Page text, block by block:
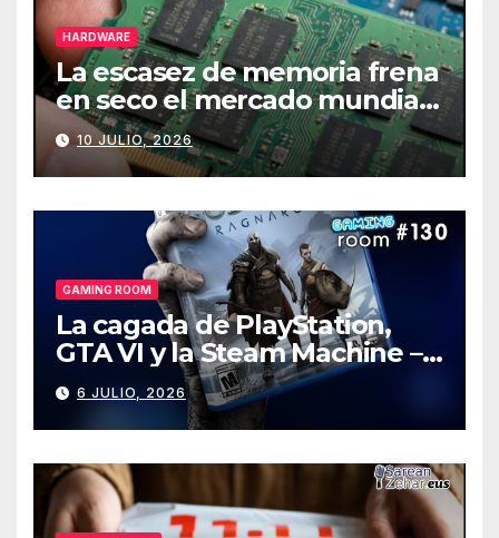
HARDWARE
La escasez de memoria frena
en seco el mercado mundial
de PCs
10 JULIO, 2026
GAMING ROOM
La cagada de PlayStation,
GTA VI y la Steam Machine –
Gaming Room #130
6 JULIO, 2026